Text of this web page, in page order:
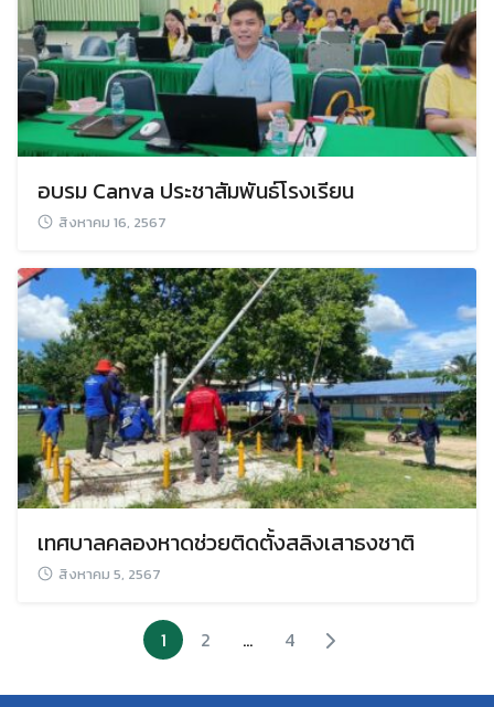
อบรม Canva ประชาสัมพันธ์โรงเรียน
สิงหาคม 16, 2567
เทศบาลคลองหาดช่วยติดตั้งสลิงเสาธงชาติ
สิงหาคม 5, 2567
1 2 … 4